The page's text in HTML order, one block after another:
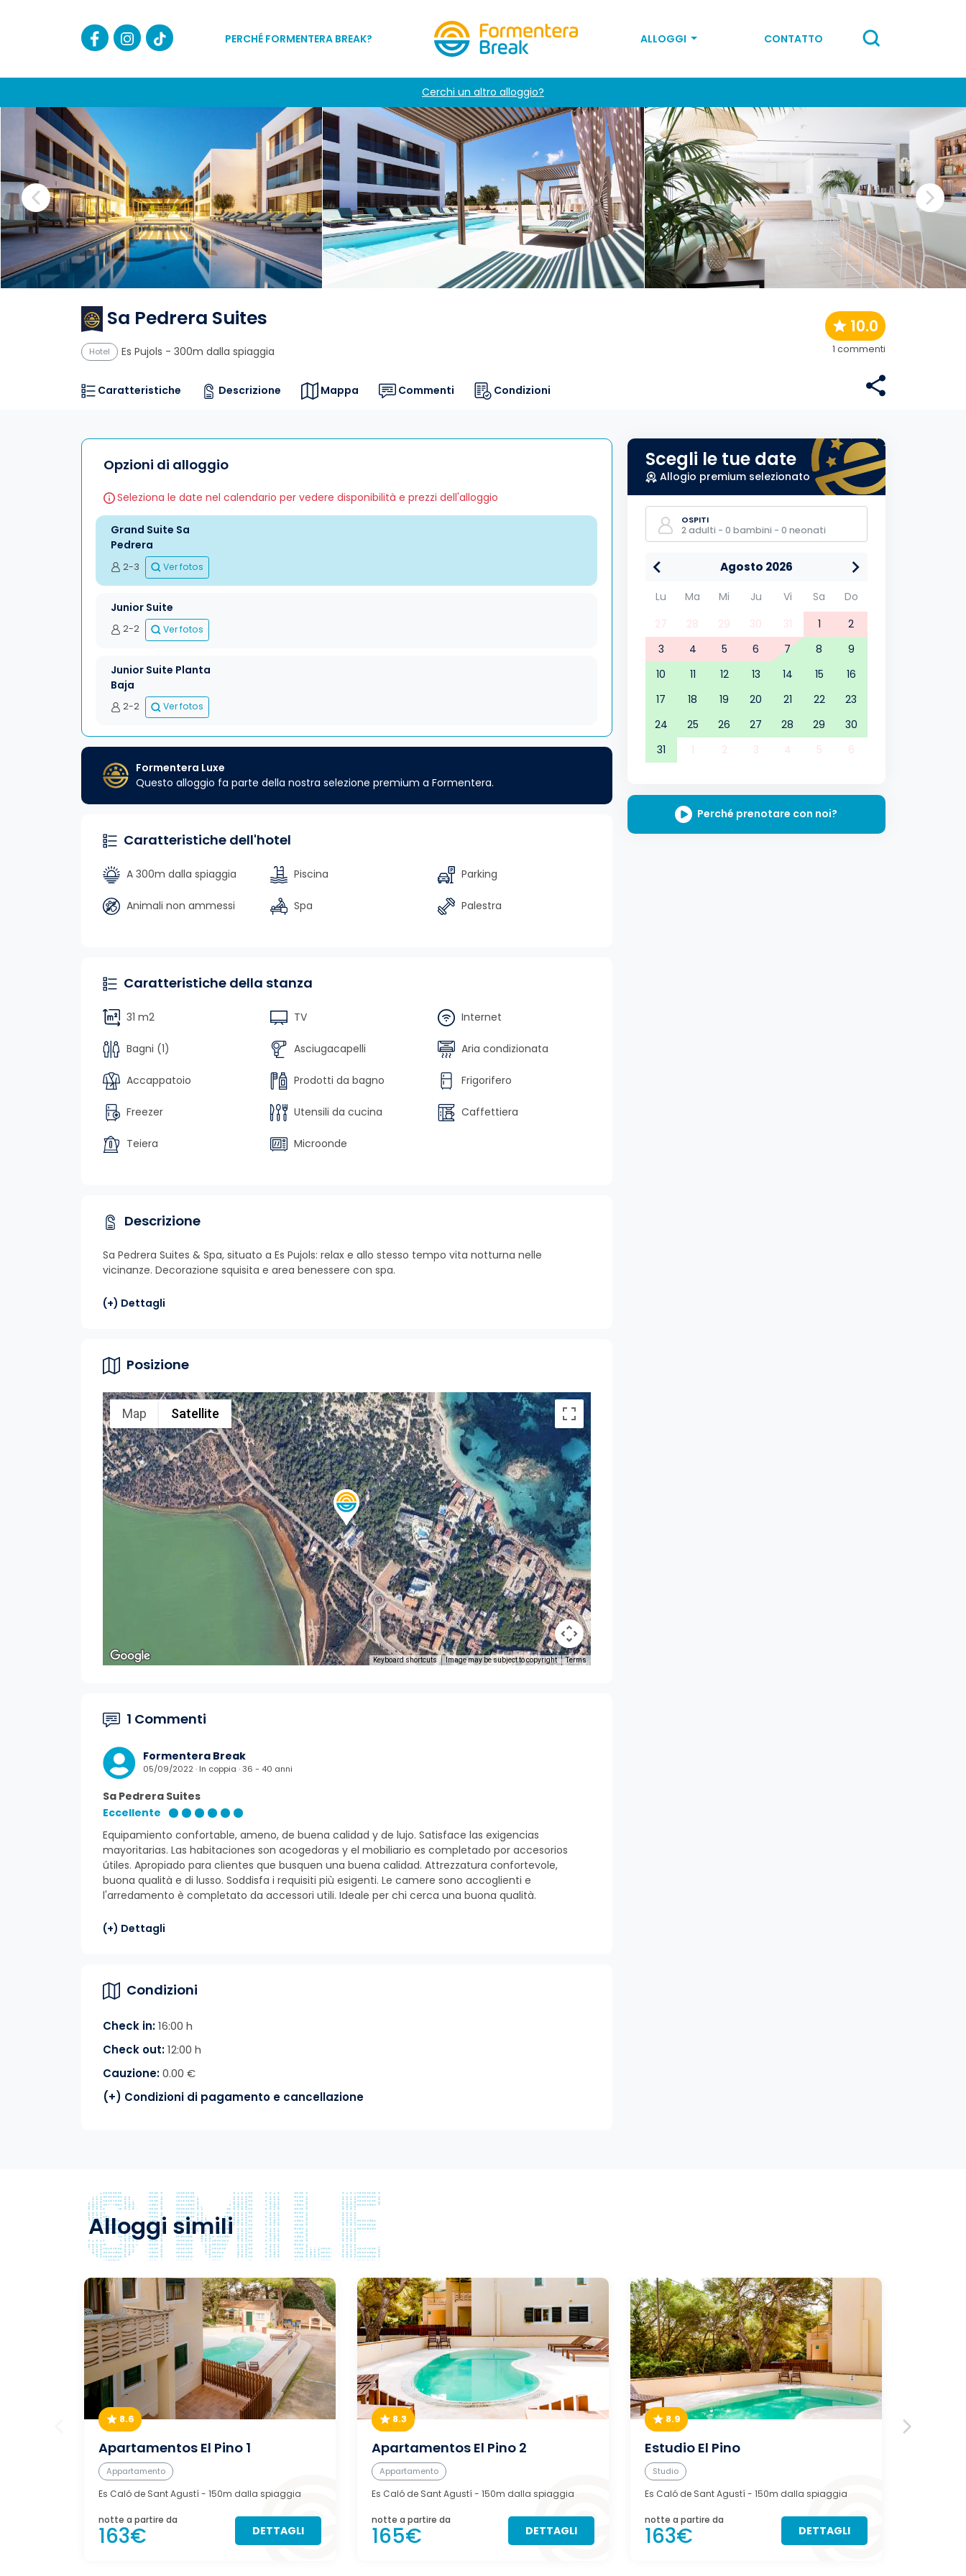
PERCHÉ FORMENTERA BREAK? ALLOGGI CONTATTO
Cerchi un altro alloggio?
Sa Pedrera Suites
Hotel Es Pujols - 300m dalla spiaggia
10.0
1 commenti
Caratteristiche Descrizione Mappa Commenti Condizioni
Opzioni di alloggio
Seleziona le date nel calendario per vedere disponibilità e prezzi dell'alloggio
Grand Suite Sa
Pedrera
2-3 Ver fotos
Junior Suite
2-2 Ver fotos
Junior Suite Planta
Baja
2-2 Ver fotos
Formentera Luxe
Questo alloggio fa parte della nostra selezione premium a Formentera.
Caratteristiche dell'hotel
A 300m dalla spiaggia Piscina Parking
Animali non ammessi Spa Palestra
Caratteristiche della stanza
31 m2 TV Internet
Bagni (1) Asciugacapelli Aria condizionata
Accappatoio Prodotti da bagno Frigorifero
Freezer Utensili da cucina Caffettiera
Teiera Microonde
Descrizione
Sa Pedrera Suites & Spa, situato a Es Pujols: relax e allo stesso tempo vita notturna nelle
vicinanze. Decorazione squisita e area benessere con spa.
(+) Dettagli
Posizione
Map Satellite
Keyboard shortcuts Image may be subject to copyright Terms
1 Commenti
Formentera Break
05/09/2022 · In coppia · 36 - 40 anni
Sa Pedrera Suites
Eccellente
Equipamiento confortable, ameno, de buena calidad y de lujo. Satisface las exigencias
mayoritarias. Las habitaciones son acogedoras y el mobiliario es completado por accesorios
útiles. Apropiado para clientes que busquen una buena calidad. Attrezzatura confortevole,
buona qualità e di lusso. Soddisfa i requisiti più esigenti. Le camere sono accoglienti e
l'arredamento è completato da accessori utili. Ideale per chi cerca una buona qualità.
(+) Dettagli
Condizioni
Check in:16:00 h
Check out:12:00 h
Cauzione:0.00 €
(+) Condizioni di pagamento e cancellazione
Scegli le tue date
Allogio premium selezionato
OSPITI
2 adulti - 0 bambini - 0 neonati
Agosto 2026
Lu Ma Mi Ju Vi Sa
Do
27
28 29 30 31 1
2
3
4 5 6 7 8
9
10
11 12 13 14 15
16
17
18 19 20 21 22
23
24
25 26 27 28 29
30
31
1 2 3 4 5 6
Perché prenotare con noi?
Alloggi simili
8.6
Apartamentos El Pino 1
Appartamento
Es Caló de Sant Agustí- 150m dalla spiaggia
notte a partire da
163€ DETTAGLI
8.3
Apartamentos El Pino 2
Appartamento
Es Caló de Sant Agustí- 150m dalla spiaggia
notte a partire da
165€ DETTAGLI
8.9
Estudio El Pino
Studio
Es Caló de Sant Agustí- 150m dalla spiaggia
notte a partire da
163€ DETTAGLI